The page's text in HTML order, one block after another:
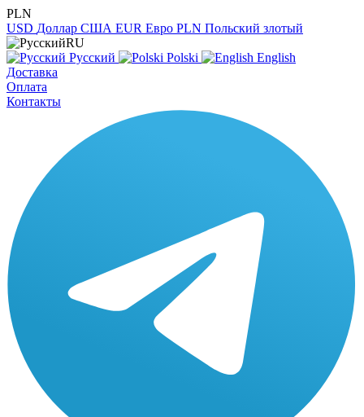
PLN
USD Доллар США EUR Евро PLN Польский злотый
RU
Русский
Polski
English
Доставка
Оплата
Контакты